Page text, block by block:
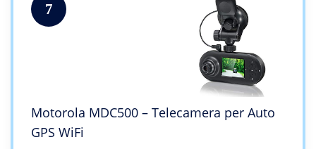
7
Motorola MDC500 – Telecamera per Auto
GPS WiFi